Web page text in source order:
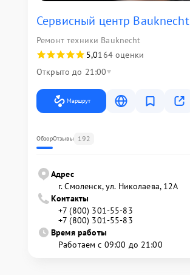
Сервисный центр Bauknecht
Ремонт техники Bauknecht
5,0164 оценки
Открыто до 21:00
Маршрут
ОбзорОтзывы 192
Адрес
г. Смоленск, ул. Николаева, 12А
Контакты
+7 (800) 301-55-83
+7 (800) 301-55-83
Время работы
Работаем с 09:00 до 21:00